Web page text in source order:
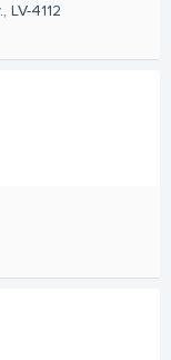
4112